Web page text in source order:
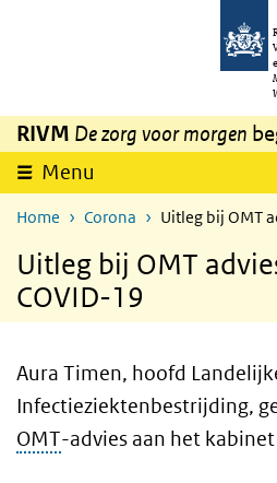
Overslaan en naar de inhoud gaan
RIVM De zorg voor morgen
Menu
Home Corona Uitleg bij OMT
Uitleg bij OMT
COVID-19
Aura Timen, hoofd
Infectieziektenbestrijding,
OMT-advies aan het